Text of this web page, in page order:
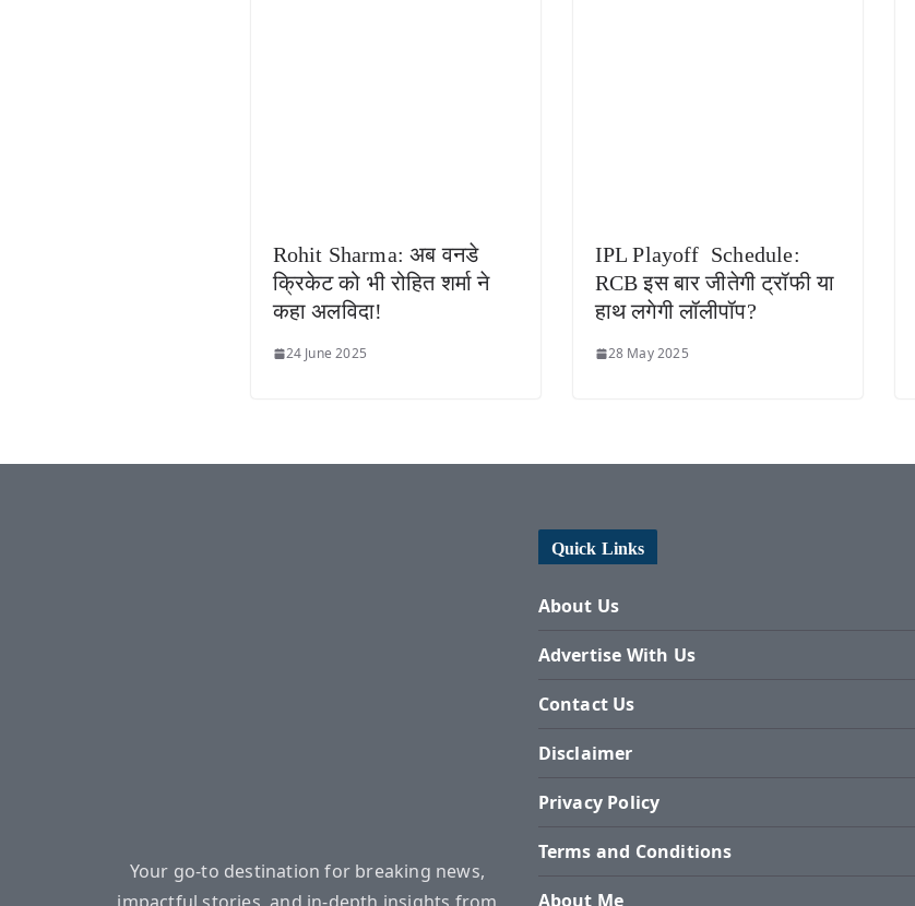
Rohit Sharma: अब वनडे
क्रिकेट को भी रोहित शर्मा ने
कहा अलविदा!
24 June 2025
IPL Playoff Schedule:
RCB इस बार जीतेगी ट्रॉफी या
हाथ लगेगी लॉलीपॉप?
28 May 2025
Your go-to destination for breaking news,
Quick Links
About Us
Advertise With Us
Contact Us
Disclaimer
Privacy Policy
Terms and Conditions
About Me